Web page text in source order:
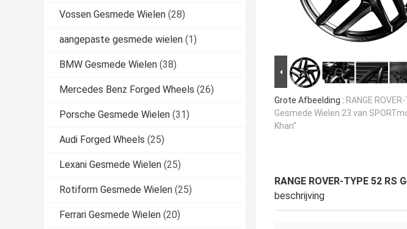
Vossen Gesmede Wielen (28)
aangepaste gesmede wielen (1)
BMW Gesmede Wielen (38)
Mercedes Benz Forged Wheels (26)
Porsche Gesmede Wielen (31)
Audi Forged Wheels (25)
Lexani Gesmede Wielen (25)
Rotiform Gesmede Wielen (25)
Ferrari Gesmede Wielen (20)
Grote Afbeelding : RANGE
Gesmede Wielen 23 van
Khan“
RANGE ROVER-TYPE 52
beschrijving